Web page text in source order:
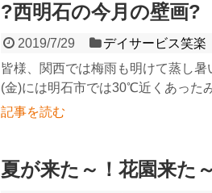
?西明石の今月の壁画?
2019/7/29
デイサービス笑
皆様、関西では梅雨も明けて蒸し
(金)には明石市では30℃近くあった
記事を読む
夏が来た～！花園来た